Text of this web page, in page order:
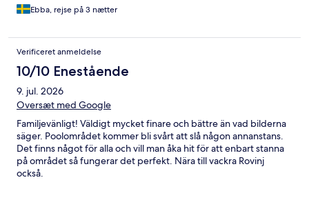
Ebba, rejse på 3 nætter
Verificeret anmeldelse
10/10 Enestående
9. jul. 2026
Oversæt med Google
Familjevänligt! Väldigt mycket finare och bättre än vad bilderna
säger. Poolområdet kommer bli svårt att slå någon annanstans.
Det finns något för alla och vill man åka hit för att enbart stanna
på området så fungerar det perfekt. Nära till vackra Rovinj
också.